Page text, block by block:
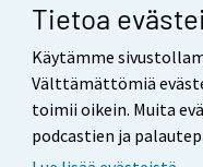
Tietoa
Käytämme
Välttämättömiä
toimii oikein. Muita
podcastien ja
Yhteystiedot
Palaute
Käyttöehdot